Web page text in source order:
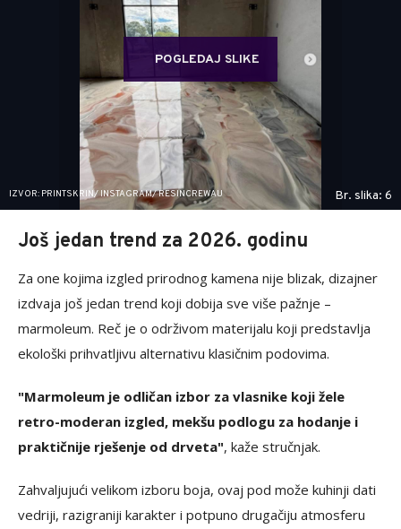
POGLEDAJ SLIKE
IZVOR: PRINTSKRIN/ INSTAGRAM/ RESINCREWAU Br. slika: 6
Još jedan trend za 2026. godinu
Za one kojima izgled prirodnog kamena nije blizak, dizajner
izdvaja još jedan trend koji dobija sve više pažnje –
marmoleum. Reč je o održivom materijalu koji predstavlja
ekološki prihvatljivu alternativu klasičnim podovima.
"Marmoleum je odličan izbor za vlasnike koji žele
retro-moderan izgled, mekšu podlogu za hodanje i
praktičnije rješenje od drveta", kaže stručnjak.
Zahvaljujući velikom izboru boja, ovaj pod može kuhinji dati
vedriji, razigraniji karakter i potpuno drugačiju atmosferu